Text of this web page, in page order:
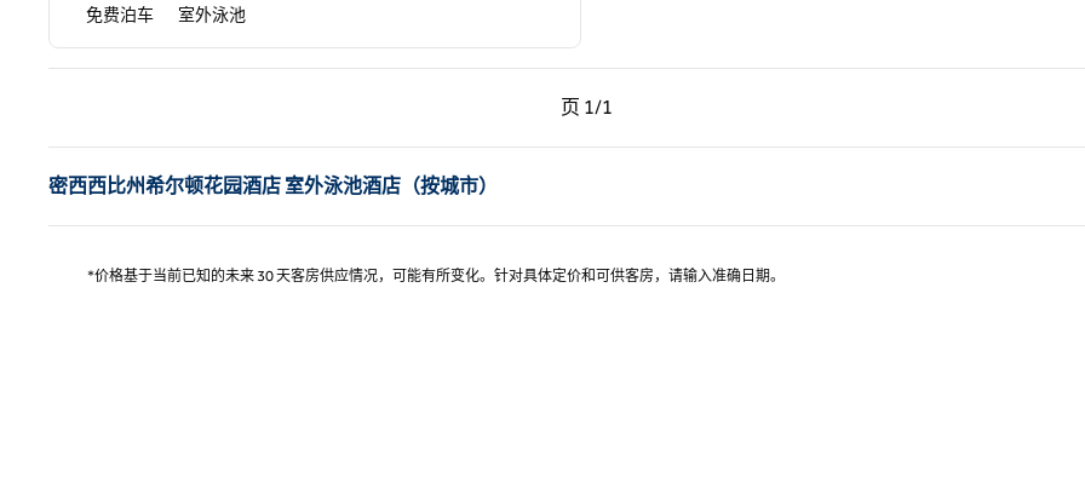
免费泊车 室外泳池
页 1/1
上一页，第 1页，共 1 页
页 1/1
密西西比州希尔顿花园酒店 室外泳池酒店（按城市）
*价格基于当前已知的未来 30 天客房供应情况，可能有所变化。针对具体定价和可供客房，请输入准确日期。